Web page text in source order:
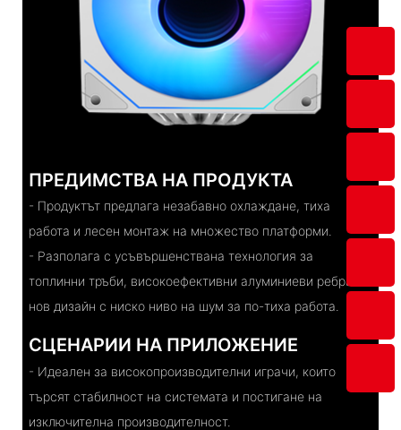
ПРЕДИМСТВА НА ПРОДУКТА
- Продуктът предлага незабавно охлаждане, тиха
работа и лесен монтаж на множество платформи.
- Разполага с усъвършенствана технология за
топлинни тръби, високоефективни алуминиеви ребра и
нов дизайн с ниско ниво на шум за по-тиха работа.
СЦЕНАРИИ НА ПРИЛОЖЕНИЕ
- Идеален за високопроизводителни играчи, които
търсят стабилност на системата и постигане на
изключителна производителност.